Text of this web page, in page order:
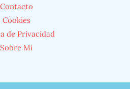
Contacto
Cookies
de Privacidad
Sobre Mi